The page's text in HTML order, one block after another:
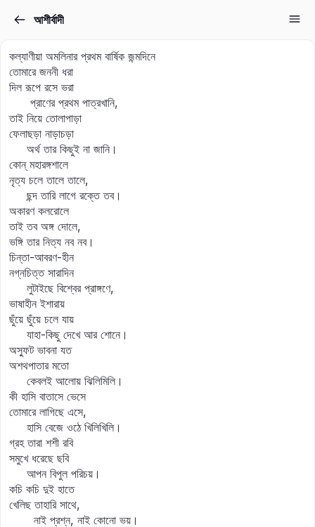
আশীর্বাদী
কল্যাণীয়া অমলিনার প্রথম বার্ষিক জন্মদিনে
তোমারে জননী ধরা
দিল রূপে রসে ভরা
প্রাণের প্রথম পাত্রখানি,
তাই নিয়ে তোলাপাড়া
ফেলাছড়া নাড়াচড়া
অর্থ তার কিছুই না জানি।
কোন্‌ মহারঙ্গশালে
নৃত্য চলে তালে তালে,
ছন্দ তারি লাগে রক্তে তব।
অকারণ কলরোলে
তাই তব অঙ্গ দোলে,
ভঙ্গি তার নিত্য নব নব।
চিন্তা-আবরণ-হীন
নগ্নচিত্ত সারাদিন
লুটাইছে বিশ্বের প্রাঙ্গণে,
ভাষাহীন ইশারায়
ছুঁয়ে ছুঁয়ে চলে যায়
যাহা-কিছু দেখে আর শোনে।
অস্ফুট ভাবনা যত
অশথপাতার মতো
কেবলই আলোয় ঝিলিমিলি।
কী হাসি বাতাসে ভেসে
তোমারে লাগিছে এসে,
হাসি বেজে ওঠে খিলিখিলি।
গ্রহ তারা শশী রবি
সমুখে ধরেছে ছবি
আপন বিপুল পরিচয়।
কচি কচি দুই হাতে
খেলিছ তাহারি সাথে,
নাই প্রশ্ন, নাই কোনো ভয়।
Don’t have an account?
Remember me